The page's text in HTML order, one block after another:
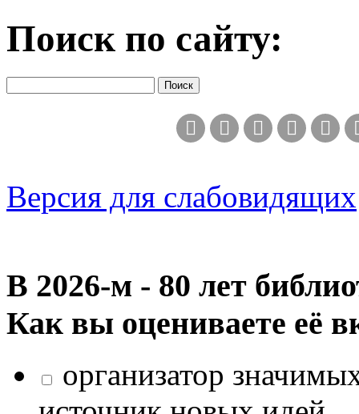
Поиск по сайту:
Версия для слабовидящих
В 2026‑м - 80 лет
Как вы оцениваете её
организатор